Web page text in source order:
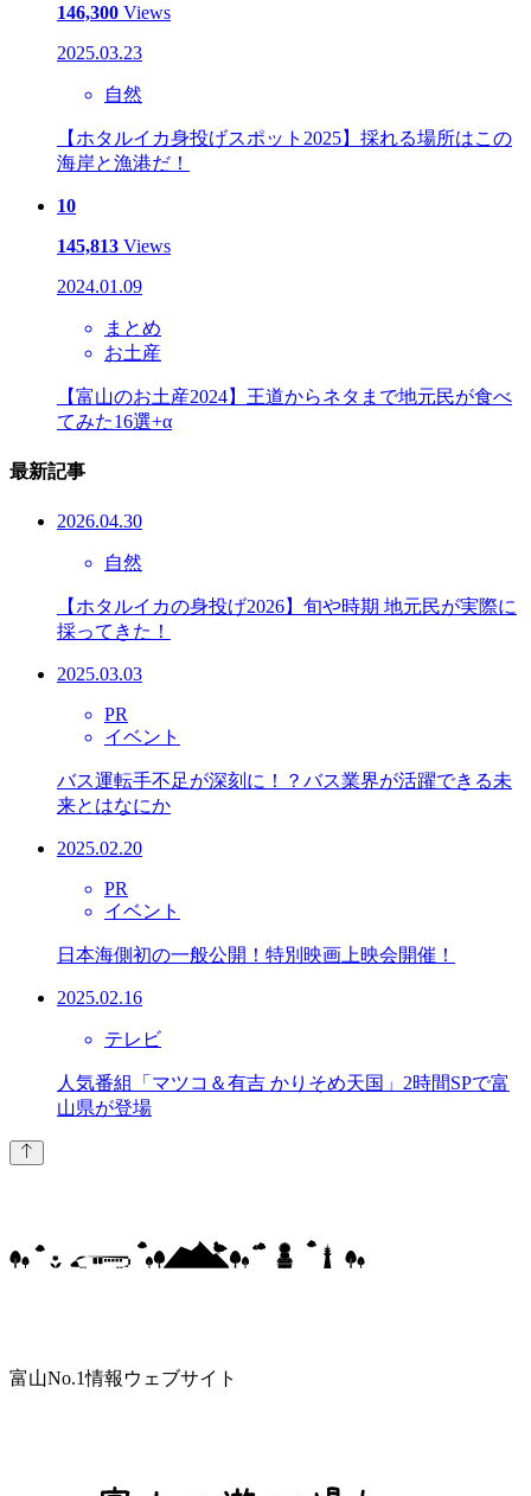
146,300 Views
2025.03.23
自然
【ホタルイカ身投げスポット2025】採れる場所はこの
海岸と漁港だ！
10
145,813 Views
2024.01.09
まとめ
お土産
【富山のお土産2024】王道からネタまで地元民が食べ
てみた16選+α
最新記事
2026.04.30
自然
【ホタルイカの身投げ2026】旬や時期 地元民が実際に
採ってきた！
2025.03.03
PR
イベント
バス運転手不足が深刻に！？バス業界が活躍できる未
来とはなにか
2025.02.20
PR
イベント
日本海側初の一般公開！特別映画上映会開催！
2025.02.16
テレビ
人気番組「マツコ＆有吉 かりそめ天国」2時間SPで富
山県が登場
富山No.1情報ウェブサイト